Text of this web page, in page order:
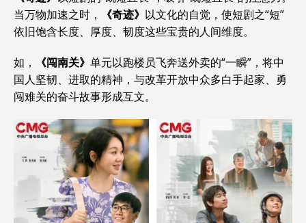
当万物加速之时，
《奇迹》 以文化的自觉，使短剧之“短”
依旧饱含长度、厚度、韧度这些宝贵的人间维度。
如， 《闯南关》 单元以跑楼员飞奔送外卖的“一瞬”，将中
国人坚韧、进取的精神，与改革开放中众多白手起家、勇
闯难关的奋斗故事形成互文。